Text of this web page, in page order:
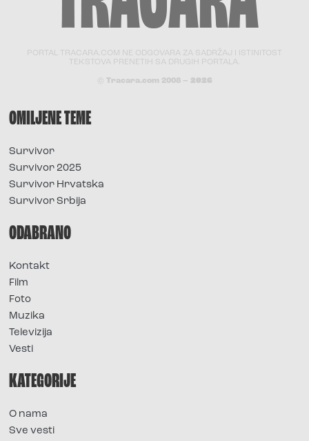
PORTAL TRACARA.COM NE ODGOVARA ZA SADRŽAJ I ISTINITOST
TEKSTOVA PRENETIH SA DRUGIH PORTALA.
© Tracara.com 2008 – 2026
OMILJENE TEME
Survivor
Survivor 2025
Survivor Hrvatska
Survivor Srbija
ODABRANO
Kontakt
Film
Foto
Muzika
Televizija
Vesti
KATEGORIJE
O nama
Sve vesti